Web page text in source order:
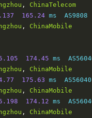
,
ChinaTelecom
165.24 ms  AS9808
,
ChinaMobile
174.45 ms
,
ChinaMobile
175.63 ms
,
ChinaMobile
174.12 ms
,
ChinaMobile